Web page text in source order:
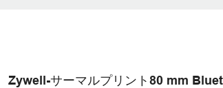
Zywell-サーマルプリント80 mm